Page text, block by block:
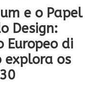
e o Papel
Design:
Europeo di
explora os